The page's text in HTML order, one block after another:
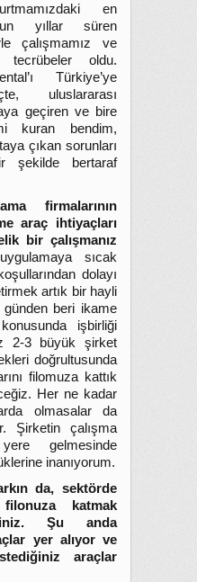
en
yıllar süren
çalışmamız ve
tecrübeler oldu.
Türkiye’ye
uluslararası
geçiren ve bire
kuran bendim,
çıkan sorunları
şekilde bertaraf
firmalarının
araç ihtiyaçları
bir çalışmanız
sıcak
dolayı
artık bir hayli
beri ikame
işbirliği
2-3 büyük şirket
doğrultusunda
filomuza kattık
Her ne kadar
olmasalar da
Şirketin çalışma
gelmesinde
inanıyorum.
da, sektörde
katmak
Şu anda
yer alıyor ve
araçlar